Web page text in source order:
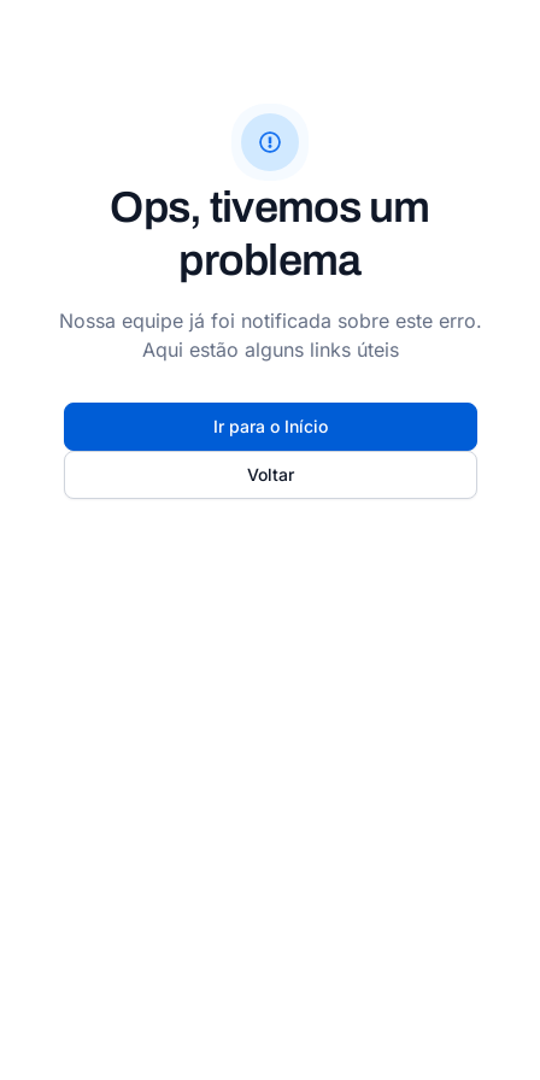
Ops, tivemos um
problema
Nossa equipe já foi notificada sobre este erro.
Aqui estão alguns links úteis
Ir para o Início
Voltar